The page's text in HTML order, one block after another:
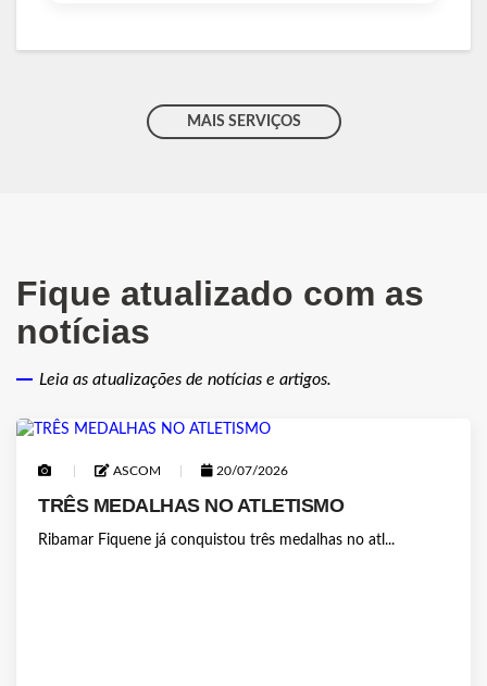
MAIS SERVIÇOS
Fique atualizado com as
notícias
Leia as atualizações de notícias e artigos.
ASCOM 20/07/2026
TRÊS MEDALHAS NO ATLETISMO
Ribamar Fiquene já conquistou três medalhas no atl...